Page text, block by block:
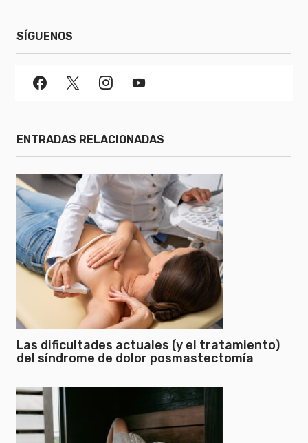
SÍGUENOS
ENTRADAS RELACIONADAS
Las dificultades actuales (y el tratamiento)
del síndrome de dolor posmastectomía